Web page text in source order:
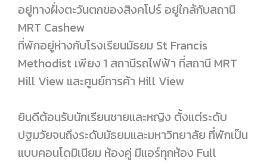
อยู่ทางฝั่งตะวันตกของสิงคโปร์ อยู่ใกล้กับสถานี
MRT Cashew
ที่พักอยู่ห่างกับโรงเรียนมัธยม St Francis
Methodist เพียง 1 สถานีรถไฟฟ้า ที่สถานี MRT
Hill View และศูนย์การค้า Hill View
ยินดีต้อนรับนักเรียนชายและหญิง ตั้งแต่ระดับ
ปฐมวัยจนถึงระดับมัธยมและมหาวิทยาลัย ที่พักเป็น
แบบคอนโดมิเนียม ห้องคู่ มีแอร์ทุกห้อง Full